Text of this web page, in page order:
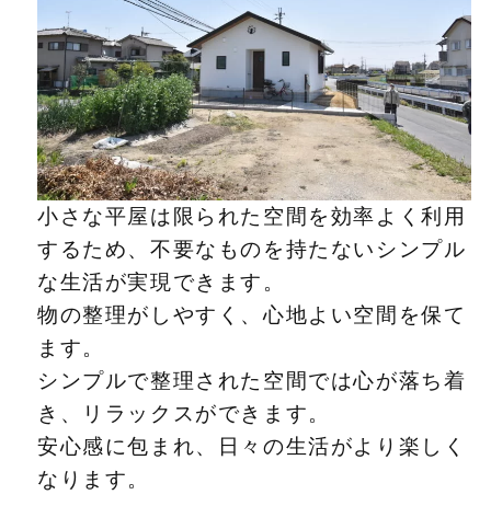
小さな平屋は限られた空間を効率よく利用
するため、不要なものを持たないシンプル
な生活が実現できます。
物の整理がしやすく、心地よい空間を保て
ます。
シンプルで整理された空間では心が落ち着
き、リラックスができます。
安心感に包まれ、日々の生活がより楽しく
なります。